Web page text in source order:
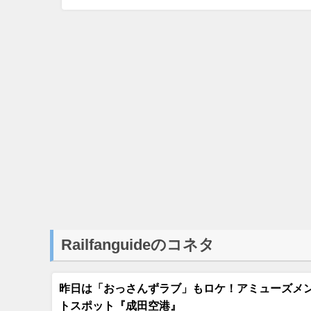
Railfanguideのコネタ
昨日は「おっさんずラブ」もロケ！アミューズメ
トスポット『成田空港』